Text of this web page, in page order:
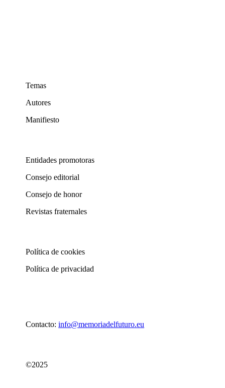
Temas
Autores
Manifiesto
Entidades promotoras
Consejo editorial
Consejo de honor
Revistas fraternales
Política de cookies
Política de privacidad
Contacto:info@memoriadelfuturo.eu
©2025